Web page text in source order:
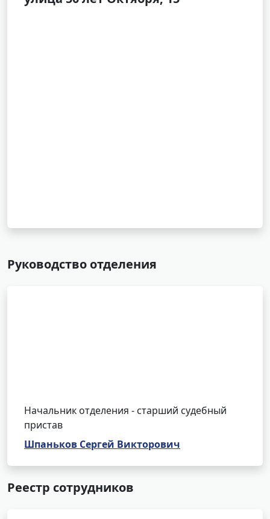
Руководство отделения
Начальник отделения - старший судебный
пристав
Шпаньков Сергей Викторович
Реестр сотрудников